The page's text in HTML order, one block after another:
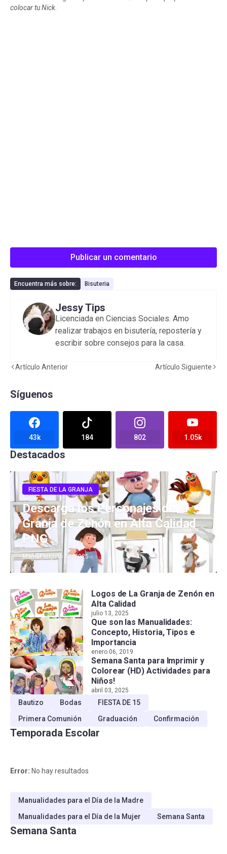
colocar tu Nick.
Publicar un comentario
Encuentra más sobre: Bisuteria
Jessy Tips
Licenciada en Ciencias Sociales. Amo
realizar trabajos en bisutería, repostería y
escribir sobre consejos para la casa.
Artículo Anterior Artículo Siguiente
Síguenos
43k 184 802 1.05k
Destacados
FIESTA DE LA GRANJA
Descarga los Personajes de la
Granja de Zenón en Alta Calidad
PNG
MamaFlorjulio 13, 2025
Logos de La Granja de Zenón en
Alta Calidad
julio 13, 2025
Que son las Manualidades:
Concepto, Historia, Tipos e
Importancia
enero 06, 2019
Semana Santa para Imprimir y
Colorear (HD) Actividades para
Niños!
abril 03, 2025
Bautizo Bodas
FIESTA DE 15
Primera Comunión
Graduación Confirmación
Temporada Escolar
Error: No hay resultados
Manualidades para el Día de la Madre
Manualidades para el Día de la Mujer
Semana Santa
Semana Santa